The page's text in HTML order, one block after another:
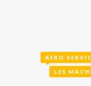
AÉRO
LES